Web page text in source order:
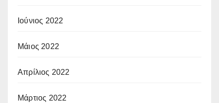
Ιούνιος 2022
Μάιος 2022
Απρίλιος 2022
Μάρτιος 2022